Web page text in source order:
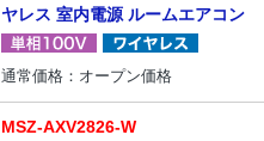
ヤレス 室内電源 ルームエアコン
通常価格：オープン価格
MSZ-AXV2826-W